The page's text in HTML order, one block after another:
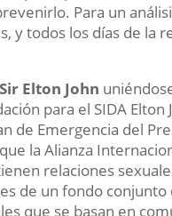
Para un
y todos los días de la
Sir Elton John
para el SIDA Elton
de Emergencia del
la Alianza
relaciones
de un fondo
que se basan en